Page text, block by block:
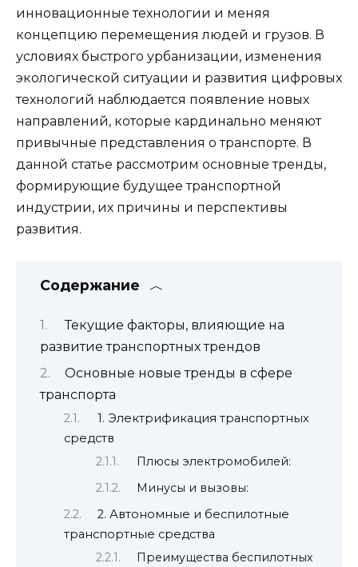
инновационные технологии и меняя
концепцию перемещения людей и грузов. В
условиях быстрого урбанизации, изменения
экологической ситуации и развития цифровых
технологий наблюдается появление новых
направлений, которые кардинально меняют
привычные представления о транспорте. В
данной статье рассмотрим основные тренды,
формирующие будущее транспортной
индустрии, их причины и перспективы
развития.
Содержание
Текущие факторы, влияющие на
развитие транспортных трендов
Основные новые тренды в сфере
транспорта
1. Электрификация транспортных
средств
Плюсы электромобилей:
Минусы и вызовы:
2. Автономные и беспилотные
транспортные средства
Преимущества беспилотных